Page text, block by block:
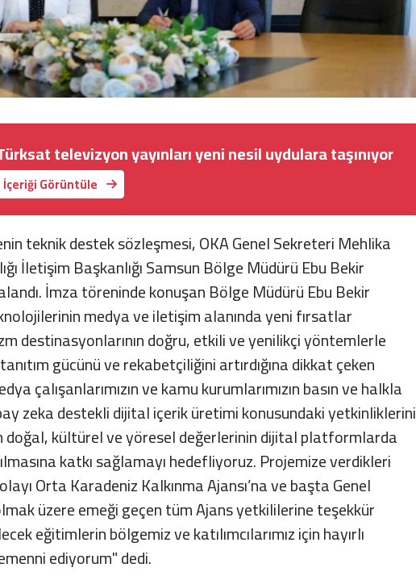
televizyon yayınları yeni nesil uydulara taşınıyor
İçeriği Görüntüle
teknik destek sözleşmesi, OKA Genel Sekreteri Mehlika
İletişim Başkanlığı Samsun Bölge Müdürü Ebu Bekir
İmza töreninde konuşan Bölge Müdürü Ebu Bekir
medya ve iletişim alanında yeni fırsatlar
destinasyonlarının doğru, etkili ve yenilikçi yöntemlerle
gücünü ve rekabetçiliğini artırdığına dikkat çeken
çalışanlarımızın ve kamu kurumlarımızın basın ve halkla
zeka destekli dijital içerik üretimi konusundaki yetkinliklerini
kültürel ve yöresel değerlerinin dijital platformlarda
katkı sağlamayı hedefliyoruz. Projemize verdikleri
Orta Karadeniz Kalkınma Ajansı’na ve başta Genel
üzere emeği geçen tüm Ajans yetkililerine teşekkür
eğitimlerin bölgemiz ve katılımcılarımız için hayırlı
ediyorum" dedi.